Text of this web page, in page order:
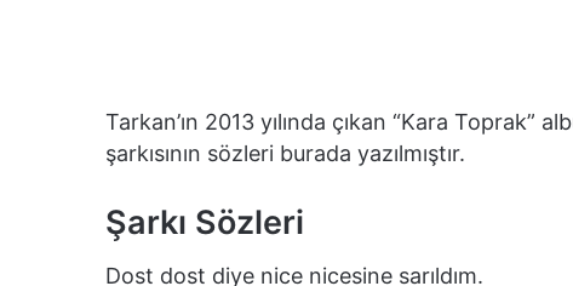
Tarkan’ın 2013 yılında çıkan “Kara Toprak”
şarkısının sözleri burada yazılmıştır.
Şarkı Sözleri
Dost dost diye nice nicesine sarıldım.